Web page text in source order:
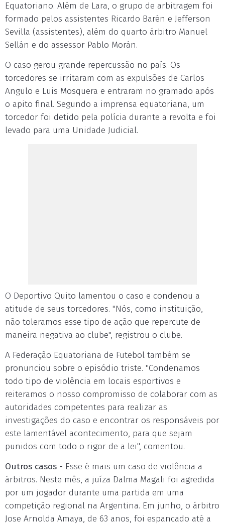
Equatoriano. Além de Lara, o grupo de arbitragem foi
formado pelos assistentes Ricardo Barén e Jefferson
Sevilla (assistentes), além do quarto árbitro Manuel
Sellán e do assessor Pablo Morán.
O caso gerou grande repercussão no país. Os
torcedores se irritaram com as expulsões de Carlos
Angulo e Luis Mosquera e entraram no gramado após
o apito final. Segundo a imprensa equatoriana, um
torcedor foi detido pela polícia durante a revolta e foi
levado para uma Unidade Judicial.
O Deportivo Quito lamentou o caso e condenou a
atitude de seus torcedores. "Nós, como instituição,
não toleramos esse tipo de ação que repercute de
maneira negativa ao clube", registrou o clube.
A Federação Equatoriana de Futebol também se
pronunciou sobre o episódio triste. "Condenamos
todo tipo de violência em locais esportivos e
reiteramos o nosso compromisso de colaborar com as
autoridades competentes para realizar as
investigações do caso e encontrar os responsáveis por
este lamentável acontecimento, para que sejam
punidos com todo o rigor de a lei", comentou.
Outros casos - Esse é mais um caso de violência a
árbitros. Neste mês, a juíza Dalma Magali foi agredida
por um jogador durante uma partida em uma
competição regional na Argentina. Em junho, o árbitro
Jose Arnolda Amaya, de 63 anos, foi espancado até a